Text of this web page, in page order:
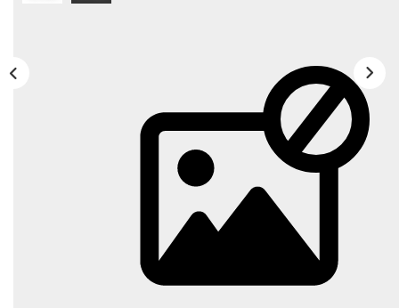
ESTIMATION GRATUITE
NOTRE AGENCE
CONTACT